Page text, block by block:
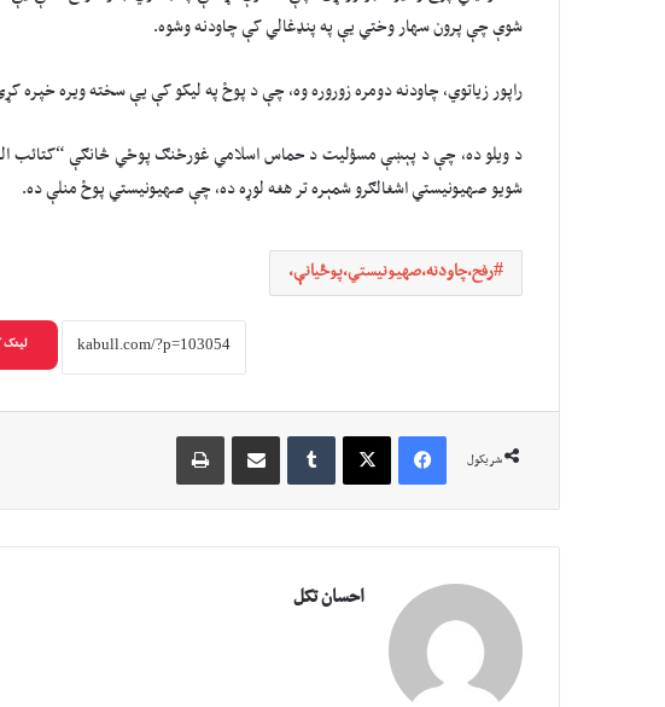
شوې چې پرون سهار وختي یې په پنډغالي کې چاودنه وشوه.
راپور زیاتوي، چاودنه دومره زوروره وه، چې د پوځ په لیکو کې یې سخته ویره
د ویلو ده، چې د پېښې مسؤلیت د حماس اسلامي غورځنګ پوځي څانګې “کتائب
شویو صهیونیستي اشغالګرو شمېره تر هغه لوړه ده، چې صهیونیستي پوځ منلې ده.
رفح،چاودنه،صهیونیستي،پوځیانې،
لینک
شریکول
Facebook
X
احسان تکل